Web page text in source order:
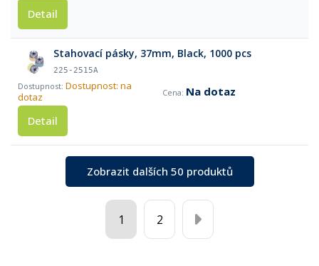
Detail
Stahovací pásky, 37mm, Black, 1000 pcs
225-2515A
Dostupnost: na
dotaz
Na dotaz
Detail
Zobrazit dalších 50 produktů
1 2